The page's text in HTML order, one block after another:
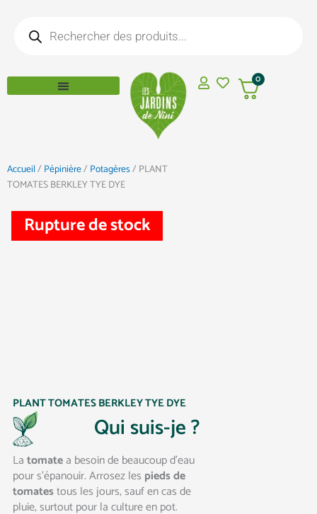
contenuproduits
0
Accueil/ Pépinière/ Potagères/ PLANT
TOMATES BERKLEY TYE DYE
Rupture de stock
PLANT TOMATES BERKLEY TYE DYE
Qui suis-je ?
Latomatea besoin de beaucoup d’eau
pour s’épanouir. Arrosez les pieds de
tomatestous les jours, sauf en cas de
pluie, surtout pour la culture en pot.